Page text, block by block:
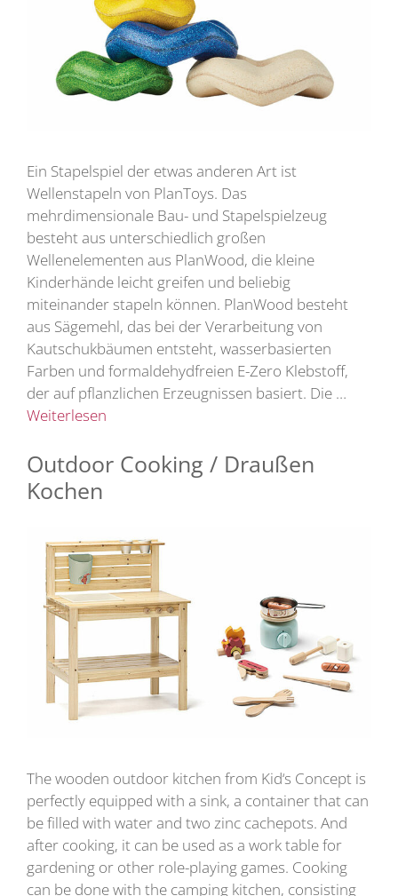
Ein Stapelspiel der etwas anderen Art ist
Wellenstapeln von PlanToys. Das
mehrdimensionale Bau- und Stapelspielzeug
besteht aus unterschiedlich großen
Wellenelementen aus PlanWood, die kleine
Kinderhände leicht greifen und beliebig
miteinander stapeln können. PlanWood besteht
aus Sägemehl, das bei der Verarbeitung von
Kautschukbäumen entsteht, wasserbasierten
Farben und formaldehydfreien E-Zero Klebstoff,
der auf pflanzlichen Erzeugnissen basiert. Die …
Weiterlesen
Outdoor Cooking / Draußen
Kochen
The wooden outdoor kitchen from Kid‘s Concept is
perfectly equipped with a sink, a container that can
be filled with water and two zinc cachepots. And
after cooking, it can be used as a work table for
gardening or other role-playing games. Cooking
can be done with the camping kitchen, consisting